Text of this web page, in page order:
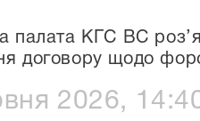
палата КГС ВС
договору щодо
2026,